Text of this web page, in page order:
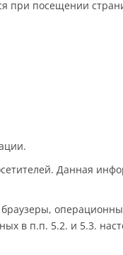
при посещении
Данная
в п.п. 5.2. и 5.3.